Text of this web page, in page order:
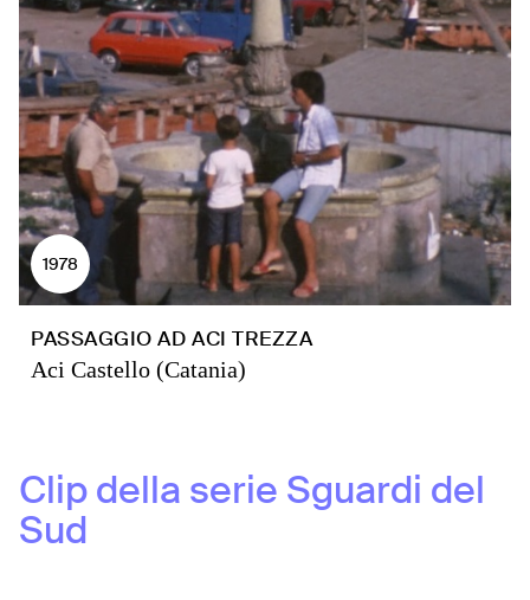
1978
PASSAGGIO AD ACI TREZZA
Aci Castello (Catania)
Clip della serie Sguardi del
Sud